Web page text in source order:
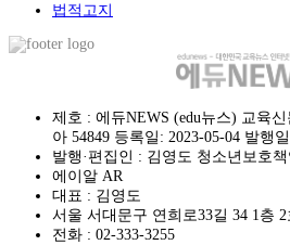
법적고지
제호 : 에듀NEWS (edu뉴스) 교육
아 54849 등록일: 2023-05-04 발행
발행·편집인 : 김영도 청소년보호
에이알 AR
대표 : 김영도
서울 서대문구 연희로33길 34 1층 2
전화 : 02-333-3255